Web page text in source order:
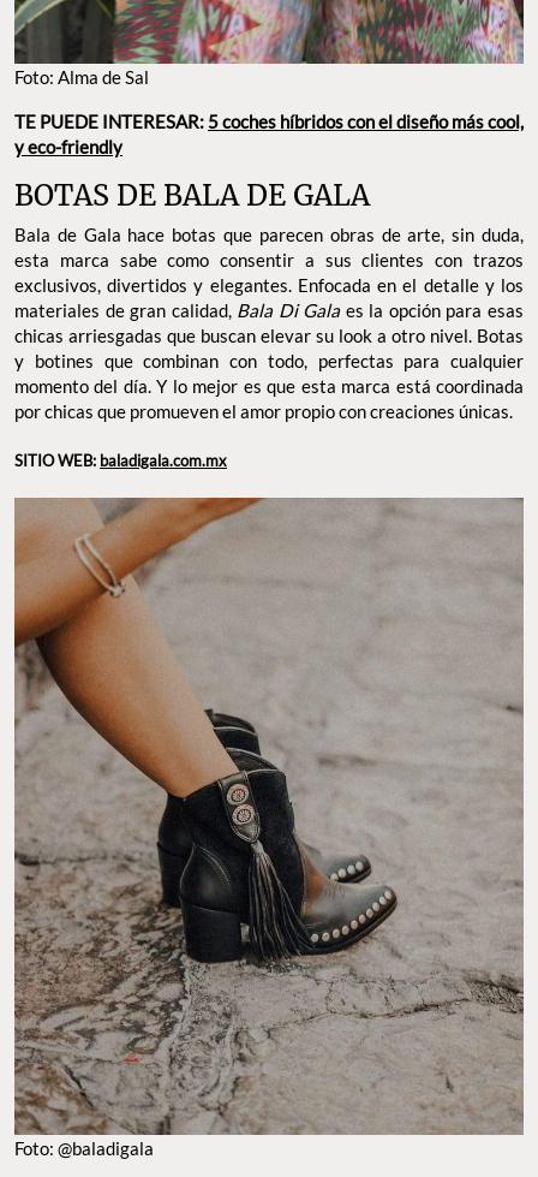
Foto: Alma de Sal
TE PUEDE INTERESAR: 5 coches híbridos con el diseño más cool,
y eco-friendly
BOTAS DE BALA DE GALA
Bala de Gala hace botas que parecen obras de arte, sin duda,
esta marca sabe como consentir a sus clientes con trazos
exclusivos, divertidos y elegantes. Enfocada en el detalle y los
materiales de gran calidad, Bala Di Gala es la opción para esas
chicas arriesgadas que buscan elevar su look a otro nivel. Botas
y botines que combinan con todo, perfectas para cualquier
momento del día. Y lo mejor es que esta marca está coordinada
por chicas que promueven el amor propio con creaciones únicas.
SITIO WEB: baladigala.com.mx
Foto: @baladigala